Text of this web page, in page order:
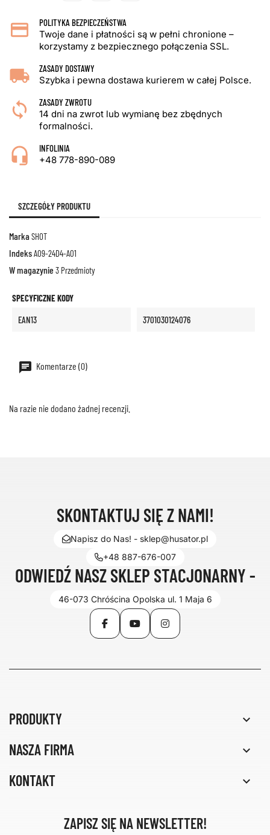
POLITYKA BEZPIECZEŃSTWA
Twoje dane i płatności są w pełni chronione –
korzystamy z bezpiecznego połączenia SSL.
ZASADY DOSTAWY
Szybka i pewna dostawa kurierem w całej Polsce.
ZASADY ZWROTU
14 dni na zwrot lub wymianę bez zbędnych
formalności.
INFOLINIA
+48 778-890-089
SZCZEGÓŁY PRODUKTU
MarkaSHOT
IndeksA09-24D4-A01
W magazynie 3 Przedmioty
SPECYFICZNE KODY
EAN13
3701030124076
Komentarze (0)
Na razie nie dodano żadnej recenzji.
SKONTAKTUJ SIĘ Z NAMI!
Napisz do Nas! - sklep@husator.pl
+48 887-676-007
ODWIEDŹ NASZ SKLEP STACJONARNY -
46-073 Chróścina Opolska ul. 1 Maja 6
FacebookYouTubeInstagram
PRODUKTY 
NASZA FIRMA 
KONTAKT 
ZAPISZ SIĘ NA NEWSLETTER!